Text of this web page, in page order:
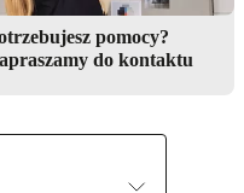
pomocy?
do kontaktu